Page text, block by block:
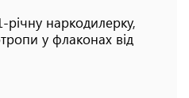
наркодилерку,
у флаконах від